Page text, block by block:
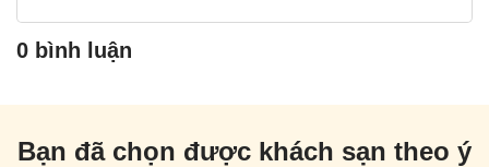
0 bình luận
Bạn đã chọn được khách sạn theo ý